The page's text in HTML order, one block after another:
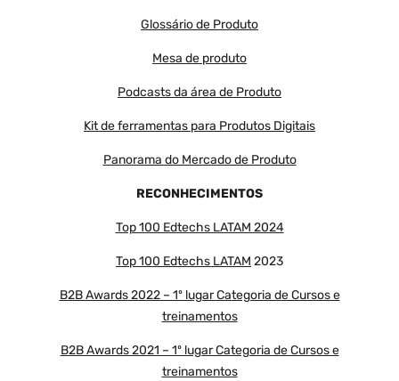
Glossário de Produto
Mesa de produto
Podcasts da área de Produto
Kit de ferramentas para Produtos Digitais
Panorama do Mercado de Produto
RECONHECIMENTOS
Top 100 Edtechs LATAM 2024
Top 100 Edtechs LATAM 2023
B2B Awards 2022 – 1º lugar Categoria de Cursos e
treinamentos
B2B Awards 2021 – 1º lugar Categoria de Cursos e
treinamentos